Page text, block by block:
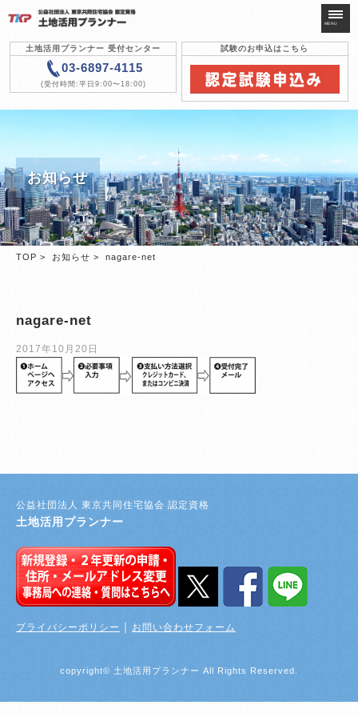
土地活用プランナー 受付センター
03-6897-4115
(受付時間:平日9:00〜18:00)
試験のお申込はこちら
対策講座について
認定登録について
次回開催試験
新規・更新
組織・協会
お知らせ
登録者・更新者ページ
MENU
お知らせ
TOP > お知らせ > nagare-net
nagare-net
2017年10月20日
公益社団法人 東京共同住宅協会 認定資格
土地活用プランナー
プライバシーポリシー ｜ お問い合わせフォーム
copyright© 土地活用プランナー All Rights Reserved.